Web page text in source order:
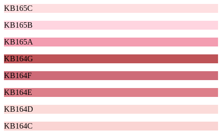
KB165C
KB165B
KB165A
KB164G
KB164F
KB164E
KB164D
KB164C